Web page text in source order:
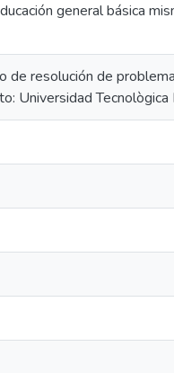
general básica
de resolución de
Universidad